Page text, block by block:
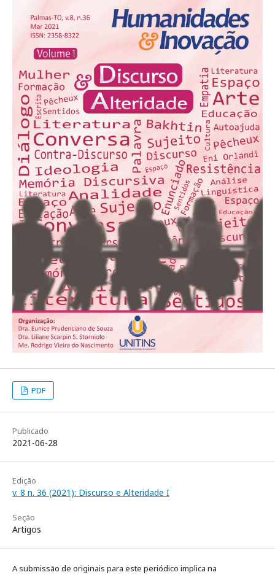
PDF
Publicado
2021-06-28
Edição
v. 8 n. 36 (2021): Discurso e Alteridade I
Seção
Artigos
A submissão de originais para este periódico implica na